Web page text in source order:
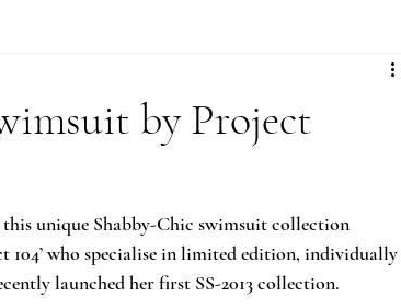
by Project
unique Shabby-Chic swimsuit collection
104’ who specialise in limited edition,
launched her first SS-2013 collection.